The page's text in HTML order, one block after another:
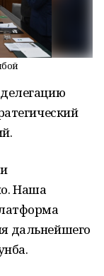
Наша
дальнейшего